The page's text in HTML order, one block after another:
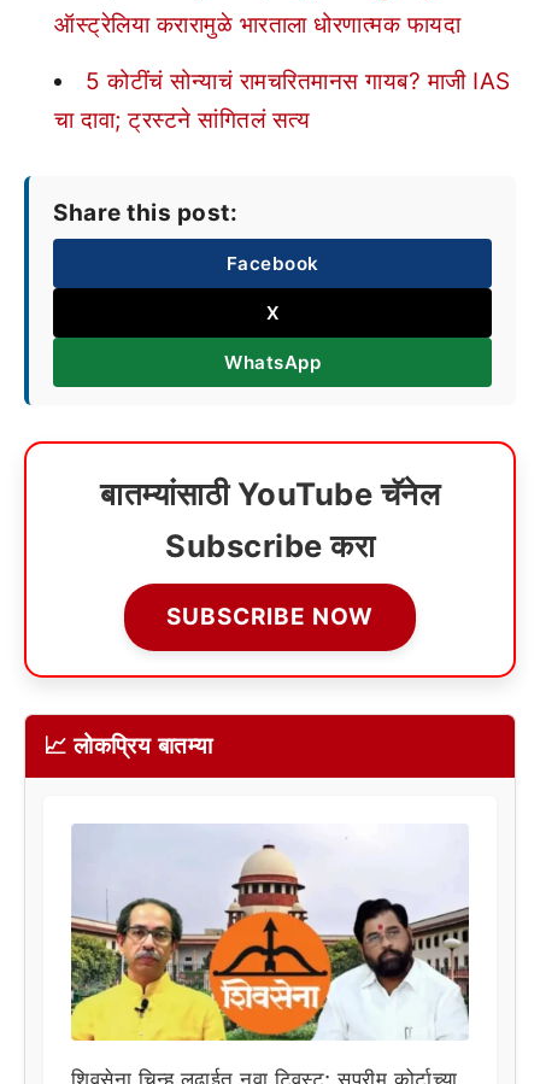
ऑस्ट्रेलिया करारामुळे भारताला धोरणात्मक फायदा
5 कोटींचं सोन्याचं रामचरितमानस गायब? माजी IAS
चा दावा; ट्रस्टने सांगितलं सत्य
Share this post:
Facebook
X
WhatsApp
बातम्यांसाठी YouTube चॅनेल
Subscribe करा
SUBSCRIBE NOW
📈 लोकप्रिय बातम्या